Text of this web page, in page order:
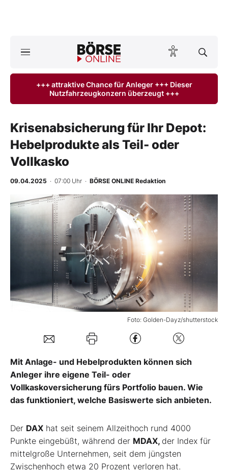
ktuelle Ausgabe BÖRSE ONLINE lesen
Anlageprodukte
Finanz-Check
BO-Musterdepots
Experten
Mein B:O
Mein Konto
+++ attraktive Chance für Anleger +++ Dieser
Nutzfahrzeugkonzern überzeugt +++
Krisenabsicherung für Ihr Depot:
Hebelprodukte als Teil- oder
Vollkasko
09.04.2025 · 07:00 Uhr · BÖRSE ONLINE Redaktion
Foto: Golden-Dayz/shutterstock
Mit Anlage- und Hebelprodukten können sich
Anleger ihre eigene Teil- oder
Vollkaskoversicherung fürs Portfolio bauen. Wie
das funktioniert, welche Basiswerte sich anbieten.
Der DAX hat seit seinem Allzeithoch rund 4000
Punkte eingebüßt, während der MDAX, der Index für
mittelgroße Unternehmen, seit dem jüngsten
Zwischenhoch etwa 20 Prozent verloren hat.